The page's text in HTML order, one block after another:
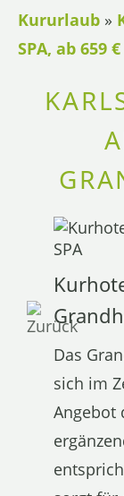
Kururlaub »
SPA, ab 659 €
Das
sich im
Angebot